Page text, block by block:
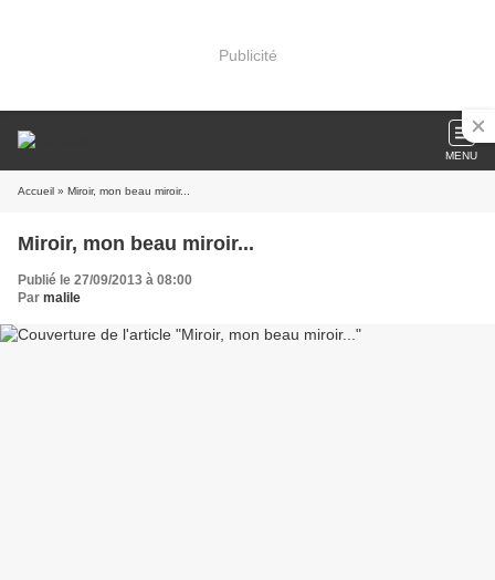
Publicité
MENU
Accueil » Miroir, mon beau miroir...
Miroir, mon beau miroir...
Publié le 27/09/2013 à 08:00
Par malile